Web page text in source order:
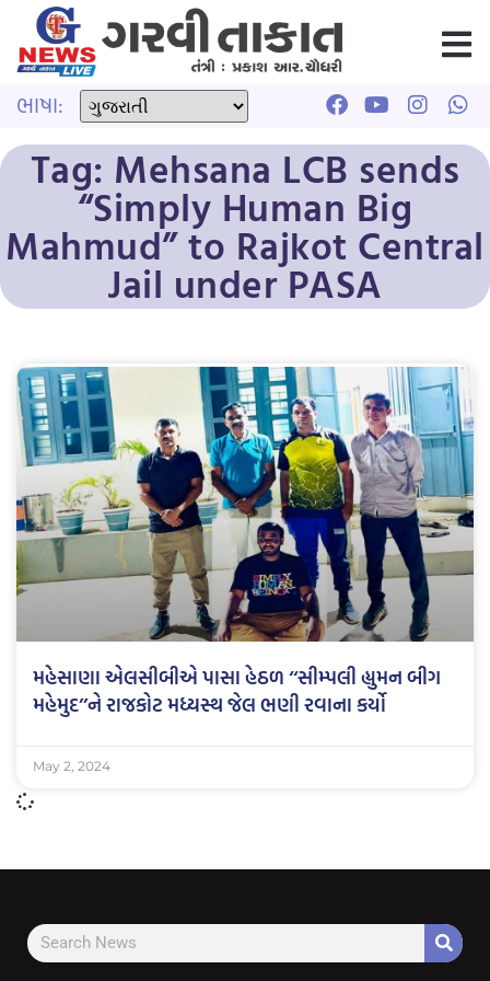
ભાષા:
Tag: Mehsana LCB sends
“Simply Human Big
Mahmud” to Rajkot Central
Jail under PASA
મહેસાણા એલસીબીએ પાસા હેઠળ ‘‘સીમ્પલી હ્યુમન બીગ
મહેમુદ’’ને રાજકોટ મધ્યસ્થ જેલ ભણી રવાના કર્યો
May 2, 2024